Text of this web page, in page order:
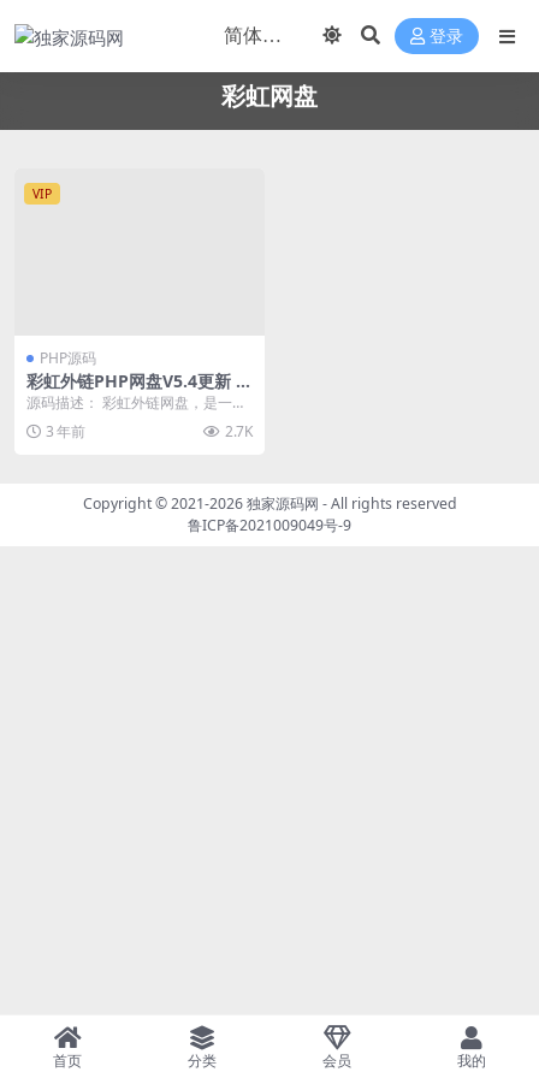
登录
彩虹网盘
VIP
PHP源码
彩虹外链PHP网盘V5.4更新 新
增用户系统与分块上传
源码描述： 彩虹外链网盘，是一款
PHP网盘与外链分享程序，支持所
有格式文件的上传...
3 年前 2.7K
Copyright © 2021-2026独家源码网 - All rights reserved
鲁ICP备2021009049号-9
首页 分类 会员 我的